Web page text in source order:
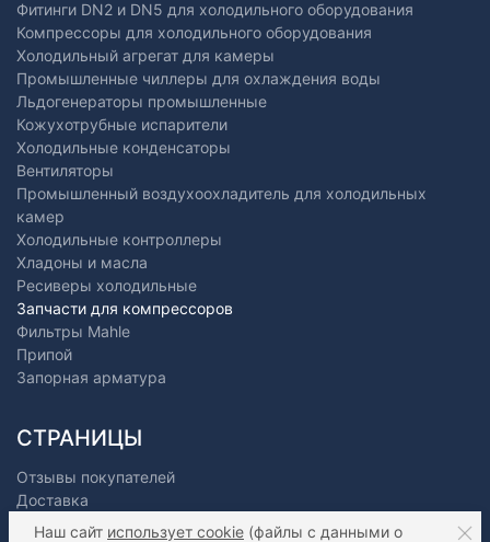
Фитинги DN2 и DN5 для холодильного оборудования
Компрессоры для холодильного оборудования
Холодильный агрегат для камеры
Промышленные чиллеры для охлаждения воды
Льдогенераторы промышленные
Кожухотрубные испарители
Холодильные конденсаторы
Вентиляторы
Промышленный воздухоохладитель для холодильных
камер
Холодильные контроллеры
Хладоны и масла
Ресиверы холодильные
Запчасти для компрессоров
Фильтры Mahle
Припой
Запорная арматура
СТРАНИЦЫ
Отзывы покупателей
Доставка
Оплата
Наш сайт использует cookie (файлы с данными о